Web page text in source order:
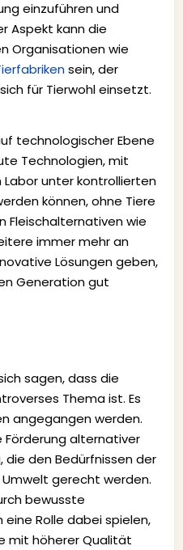
einzuführen und
Aspekt kann die
Organisationen wie
sein, der
für Tierwohl einsetzt.
technologischer Ebene
Technologien, mit
Labor unter kontrollierten
können, ohne Tiere
Fleischalternativen wie
immer mehr an
Lösungen geben,
Generation gut
sagen, dass die
Thema ist. Es
angegangen werden.
Förderung alternativer
den Bedürfnissen der
gerecht werden.
bewusste
Rolle dabei spielen,
mit höherer Qualität